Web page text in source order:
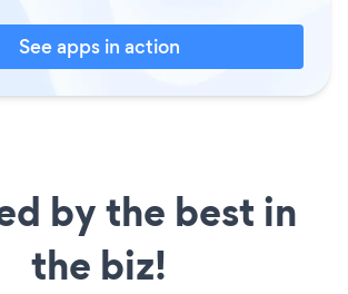
See apps in action
by the best in
the biz!